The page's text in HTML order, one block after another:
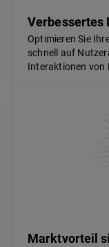
Verbessertes
Optimieren Sie
schnell auf
Interaktionen von
Marktvorteil